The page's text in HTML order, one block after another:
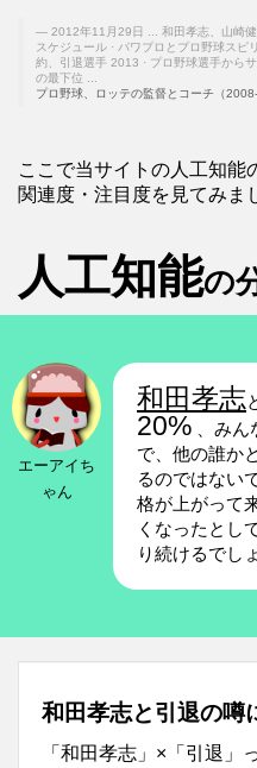
2012年11月29日 ... 和田孝志、山崎
スケジュール · パワプロとプロ野球スピ
約、引退選手 2013 · プロ野球選手から
の最下位 ...
プロ野球、ロッテの監督とコーチ（
ここで当サイトの人工知能
関連度・注目度を見てみま
人工知能の
エーアイち
ゃん
和田孝志
20% 、み
で、他の誰か
るのではない
格が上がって
くなったとし
り続けるでし
和田孝志と引退の噂
「和田孝志」×「引退」